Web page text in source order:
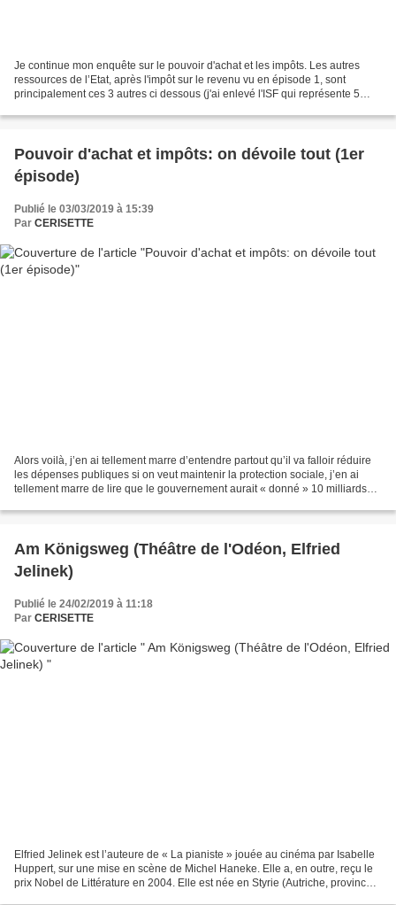
Je continue mon enquête sur le pouvoir d'achat et les impôts. Les autres
ressources de l’Etat, après l'impôt sur le revenu vu en épisode 1, sont
principalement ces 3 autres ci dessous (j'ai enlevé l'ISF qui représente 5
Pouvoir d'achat et impôts: on dévoile tout (1er
épisode)
Publié le 03/03/2019 à 15:39
Par CERISETTE
Alors voilà, j’en ai tellement marre d’entendre partout qu’il va falloir réduire
les dépenses publiques si on veut maintenir la protection sociale, j’en ai
tellement marre de lire que le gouvernement aurait « donné » 10 milliards
Am Königsweg (Théâtre de l'Odéon, Elfried
Jelinek)
Publié le 24/02/2019 à 11:18
Par CERISETTE
Elfried Jelinek est l’auteure de « La pianiste » jouée au cinéma par Isabelle
Huppert, sur une mise en scène de Michel Haneke. Elle a, en outre, reçu le
prix Nobel de Littérature en 2004. Elle est née en Styrie (Autriche, province